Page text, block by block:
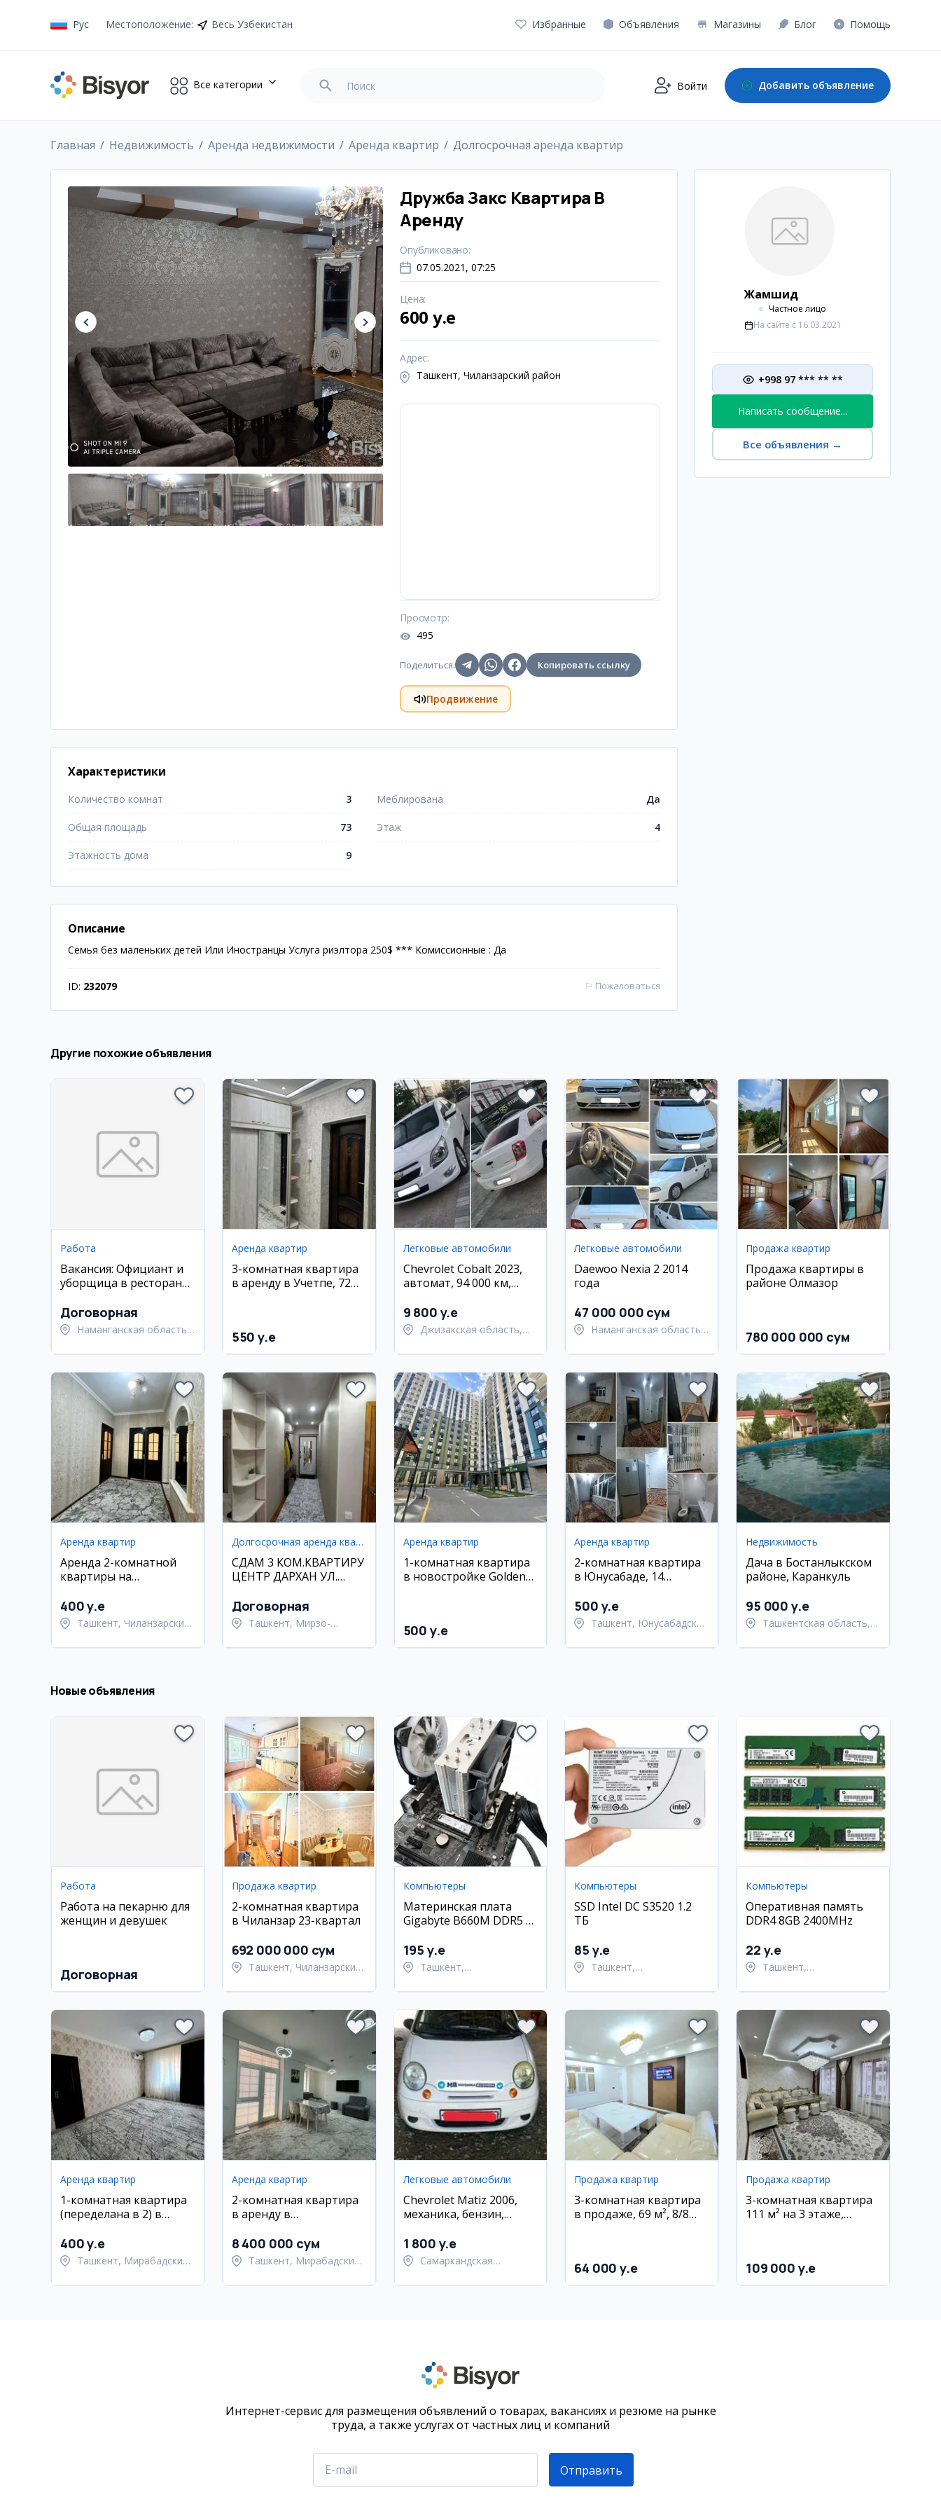
Рус Местоположение: Весь Узбекистан Избранные Объявления Магазины Блог Помощь
Все категории Войти Добавить объявление
Главная Недвижимость Аренда недвижимости Аренда квартир Долгосрочная аренда квартир
Дружба Закс Квартира В
Аренду
Опубликовано:
07.05.2021, 07:25
Цена:
600 y.e
Адрес:
Ташкент, Чиланзарский район
Просмотр:
495
Поделиться: Копировать ссылку
Продвижение
Характеристики
Количество комнат 3 Меблирована Да
Общая площадь 73 Этаж 4
Этажность дома 9
Описание
Семья без маленьких детей Или Иностранцы Услуга риэлтора 250$ *** Комиссионные : Да
ID: 232079 ⚐ Пожаловаться
Жамшид
Частное лицо
На сайте с 16.03.2021
+998 97 *** ** **
Написать сообщение...
Все объявления →
Другие похожие объявления
Работа
Вакансия: Официант и
уборщица в ресторан
Наманган
Договорная
Наманганская область,
Аренда квартир
3-комнатная квартира
в аренду в Учетпе, 72
550 y.e
Легковые автомобили
Chevrolet Cobalt 2023,
автомат, 94 000 км,
9 800 y.e
Джизакская область,
Легковые автомобили
Daewoo Nexia 2 2014
года
47 000 000 сум
Наманганская область,
Продажа квартир
Продажа квартиры в
районе Олмазор
780 000 000 сум
Аренда квартир
Аренда 2-комнатной
квартиры на
400 y.e
Ташкент, Чиланзарский
Долгосрочная аренда квартир
СДАМ 3 КОМ.КВАРТИРУ
ЦЕНТР ДАРХАН УЛ.
ДОЛГОСРОЧНО
Договорная
Ташкент, Мирзо-
Аренда квартир
1-комнатная квартира
в новостройке Golden
500 y.e
Аренда квартир
2-комнатная квартира
в Юнусабаде, 14
мебелью
500 y.e
Ташкент, Юнусабадский
Недвижимость
Дача в Бостанлыкском
районе, Каранкуль
95 000 y.e
Ташкентская область,
Новые объявления
Работа
Работа на пекарню для
женщин и девушек
Договорная
Продажа квартир
2-комнатная квартира
в Чиланзар 23-квартал
692 000 000 сум
Ташкент, Чиланзарский
Компьютеры
Материнская плата
Gigabyte B660M DDR5 и
12400F
195 y.e
Ташкент,
Компьютеры
SSD Intel DC S3520 1.2
ТБ
85 y.e
Ташкент,
Компьютеры
Оперативная память
DDR4 8GB 2400MHz
22 y.e
Ташкент,
Аренда квартир
1-комнатная квартира
(переделана в 2) в
рядом с метро Кийот.
Евроремонт.
400 y.e
Ташкент, Мирабадский
Аренда квартир
2-комнатная квартира
в аренду в
55 кв.м
8 400 000 сум
Ташкент, Мирабадский
Легковые автомобили
Chevrolet Matiz 2006,
механика, бензин,
Самарканд
1 800 y.e
Самаркандская
Самаркандский район
Продажа квартир
3-комнатная квартира
в продаже, 69 м², 8/8
64 000 y.e
Продажа квартир
3-комнатная квартира
111 м² на 3 этаже,
109 000 y.e
Интернет-сервис для размещения объявлений о товарах, вакансиях и резюме на рынке
труда, а также услугах от частных лиц и компаний
Отправить